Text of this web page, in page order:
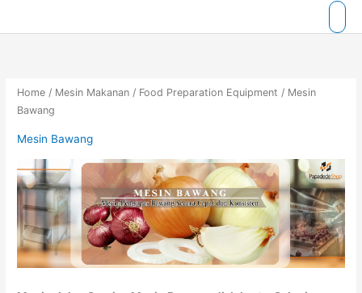
Home / Mesin Makanan / Food Preparation Equipment / Mesin
Bawang
Mesin Bawang